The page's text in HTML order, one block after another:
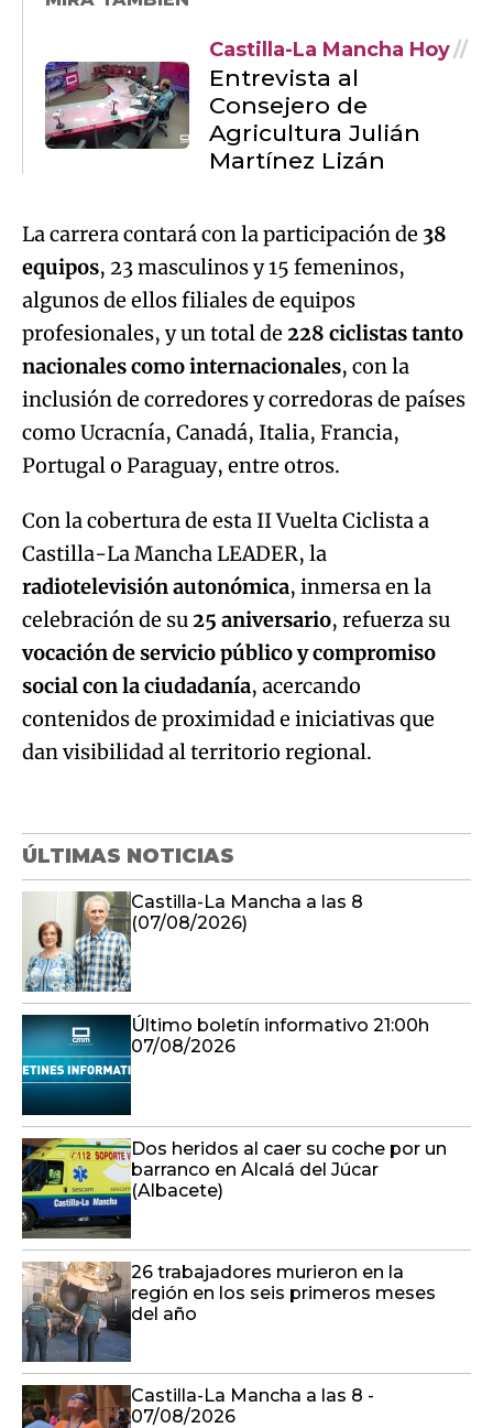
Castilla-La Mancha Hoy
Entrevista al
Consejero de
Agricultura Julián
Martínez Lizán
La carrera contará con la participación de 38
equipos, 23 masculinos y 15 femeninos,
algunos de ellos filiales de equipos
profesionales, y un total de 228 ciclistas tanto
nacionales como internacionales, con la
inclusión de corredores y corredoras de países
como Ucracnía, Canadá, Italia, Francia,
Portugal o Paraguay, entre otros.
Con la cobertura de esta II Vuelta Ciclista a
Castilla-La Mancha LEADER, la
radiotelevisión autonómica, inmersa en la
celebración de su25 aniversario, refuerza su
vocación de servicio público y compromiso
social con la ciudadanía, acercando
contenidos de proximidad e iniciativas que
dan visibilidad al territorio regional.
ÚLTIMAS NOTICIAS
Castilla-La Mancha a las 8
(07/08/2026)
Último boletín informativo 21:00h
07/08/2026
Dos heridos al caer su coche por un
barranco en Alcalá del Júcar
(Albacete)
26 trabajadores murieron en la
región en los seis primeros meses
del año
Castilla-La Mancha a las 8 -
07/08/2026